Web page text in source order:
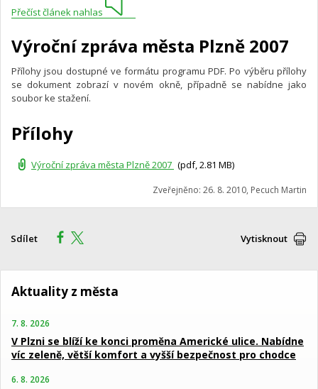
Přečíst článek nahlas
Výroční zpráva města Plzně 2007
Přílohy jsou dostupné ve formátu programu PDF. Po výběru přílohy
se dokument zobrazí v novém okně, případně se nabídne jako
soubor ke stažení.
Přílohy
Výroční zpráva města Plzně 2007 (pdf, 2.81 MB)
Zveřejněno: 26. 8. 2010, Pecuch Martin
Sdílet Vytisknout
Aktuality z města
7. 8. 2026
V Plzni se blíží ke konci proměna Americké ulice. Nabídne
víc zeleně, větší komfort a vyšší bezpečnost pro chodce
6. 8. 2026